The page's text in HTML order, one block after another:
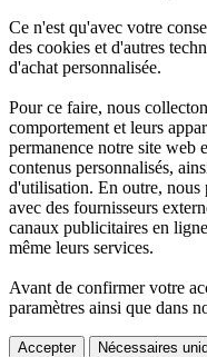
Ce n'est qu'avec votre
des cookies et d'autres
d'achat personnalisée.
Pour ce faire, nous
comportement et leurs
permanence notre site web
contenus personnalisés,
d'utilisation. En outre, nous
avec des fournisseurs
canaux publicitaires en
même leurs services.
Avant de confirmer votre
paramètres ainsi que dans
Accepter Nécessaires